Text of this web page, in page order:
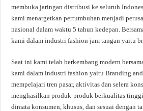
membuka jaringan distribusi ke seluruh
kami menargetkan pertumbuhan menjadi
nasional dalam waktu 5 tahun kedepan.
kami dalam industri fashion jam tangan yaitu
Saat ini kami telah berkembang modern
kami dalam industri fashion yaitu Branding and
mempelajari tren pasar, aktivitas dan selera
menghasilkan produk-produk berkualitas
dimata konsumen, khusus, dan sesuai dengan